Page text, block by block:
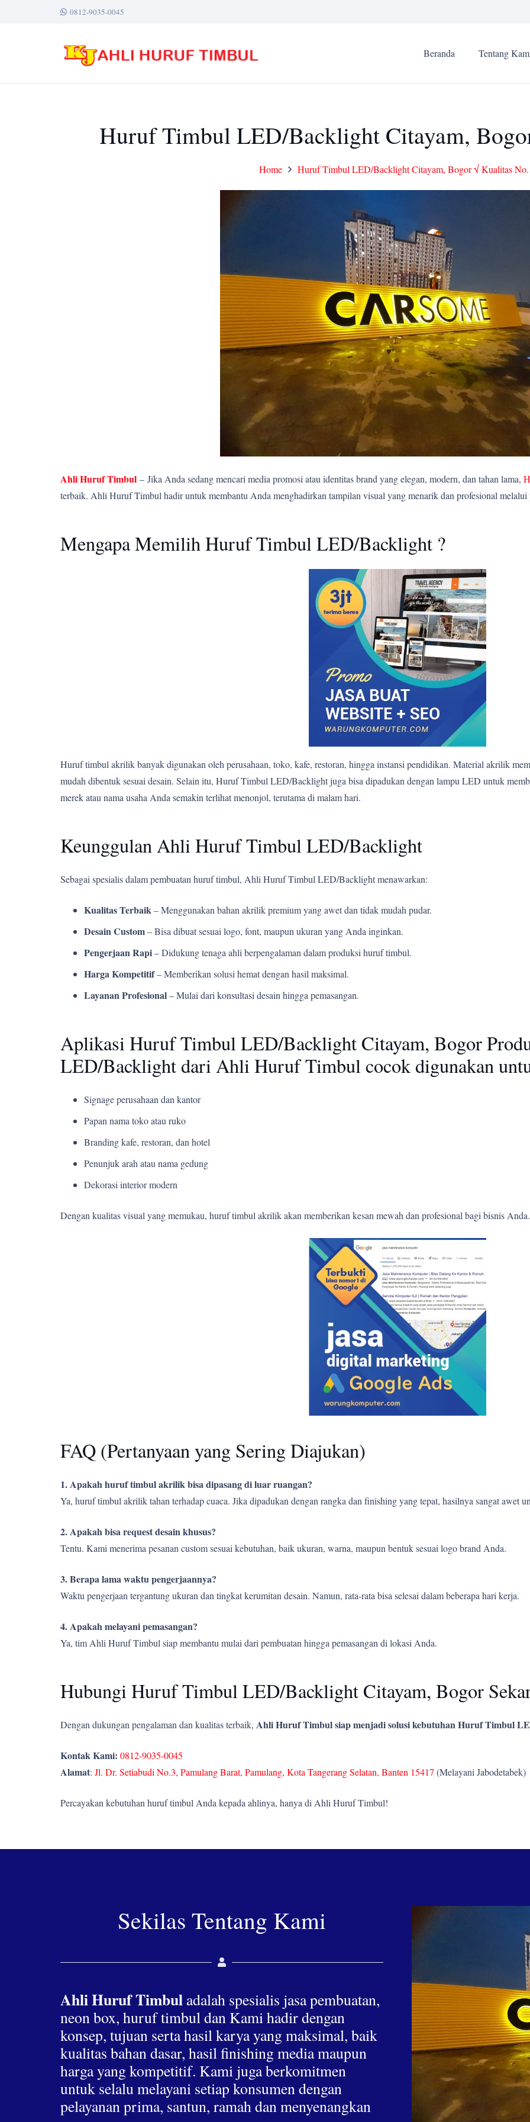
0812-9035-0045
Beranda Tentang
Huruf Timbul LED/Backlight Citayam,
Home Huruf Timbul LED/Backlight Citayam, Bogor √ Kualitas
Ahli Huruf Timbul – Jika Anda sedang mencari media promosi atau identitas brand yang elegan, modern, dan tahan lama,
terbaik. Ahli Huruf Timbul hadir untuk membantu Anda menghadirkan tampilan visual yang menarik dan profesional
Mengapa Memilih Huruf Timbul LED/Backlight ?
Huruf timbul akrilik banyak digunakan oleh perusahaan, toko, kafe, restoran, hingga instansi pendidikan. Material akrilik
mudah dibentuk sesuai desain. Selain itu, Huruf Timbul LED/Backlight juga bisa dipadukan dengan lampu LED untuk
merek atau nama usaha Anda semakin terlihat menonjol, terutama di malam hari.
Keunggulan Ahli Huruf Timbul LED/Backlight
Sebagai spesialis dalam pembuatan huruf timbul, Ahli Huruf Timbul LED/Backlight menawarkan:
Kualitas Terbaik– Menggunakan bahan akrilik premium yang awet dan tidak mudah pudar.
Desain Custom– Bisa dibuat sesuai logo, font, maupun ukuran yang Anda inginkan.
Pengerjaan Rapi– Didukung tenaga ahli berpengalaman dalam produksi huruf timbul.
Harga Kompetitif– Memberikan solusi hemat dengan hasil maksimal.
Layanan Profesional– Mulai dari konsultasi desain hingga pemasangan.
Aplikasi Huruf Timbul LED/Backlight Citayam, Bogor
LED/Backlight dari Ahli Huruf Timbul cocok digunakan
Signage perusahaan dan kantor
Papan nama toko atau ruko
Branding kafe, restoran, dan hotel
Penunjuk arah atau nama gedung
Dekorasi interior modern
Dengan kualitas visual yang memukau, huruf timbul akrilik akan memberikan kesan mewah dan profesional bagi bisnis Anda.
FAQ (Pertanyaan yang Sering Diajukan)
1. Apakah huruf timbul akrilik bisa dipasang di luar ruangan?
Ya, huruf timbul akrilik tahan terhadap cuaca. Jika dipadukan dengan rangka dan finishing yang tepat, hasilnya sangat awet
2. Apakah bisa request desain khusus?
Tentu. Kami menerima pesanan custom sesuai kebutuhan, baik ukuran, warna, maupun bentuk sesuai logo brand Anda.
3. Berapa lama waktu pengerjaannya?
Waktu pengerjaan tergantung ukuran dan tingkat kerumitan desain. Namun, rata-rata bisa selesai dalam beberapa hari kerja.
4. Apakah melayani pemasangan?
Ya, tim Ahli Huruf Timbul siap membantu mulai dari pembuatan hingga pemasangan di lokasi Anda.
Hubungi Huruf Timbul LED/Backlight Citayam, Bogor
Dengan dukungan pengalaman dan kualitas terbaik, Ahli Huruf Timbul siap menjadi solusi kebutuhan Huruf Timbul
Kontak Kami: 0812-9035-0045
Alamat: Jl. Dr. Setiabudi No.3, Pamulang Barat, Pamulang, Kota Tangerang Selatan, Banten 15417 (Melayani Jabodetabek)
Percayakan kebutuhan huruf timbul Anda kepada ahlinya, hanya di Ahli Huruf Timbul!
Sekilas Tentang Kami
Ahli Huruf Timbul adalah spesialis jasa pembuatan,
neon box, huruf timbul dan Kami hadir dengan
konsep, tujuan serta hasil karya yang maksimal, baik
kualitas bahan dasar, hasil finishing media maupun
harga yang kompetitif. Kami juga berkomitmen
untuk selalu melayani setiap konsumen dengan
pelayanan prima, santun, ramah dan menyenangkan